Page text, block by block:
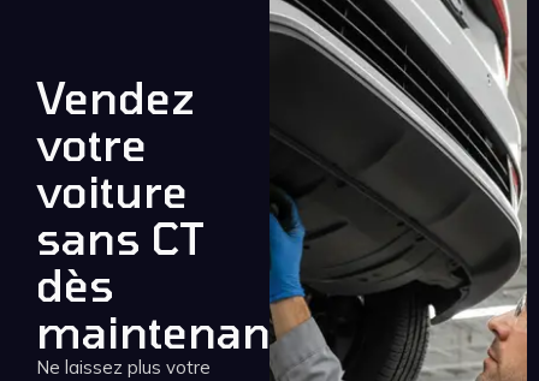
Vendez
votre
voiture
sans CT
dès
maintenant
Ne laissez plus votre